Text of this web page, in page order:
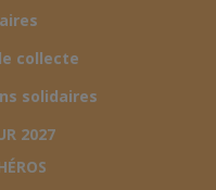
collecte
solidaires
2027